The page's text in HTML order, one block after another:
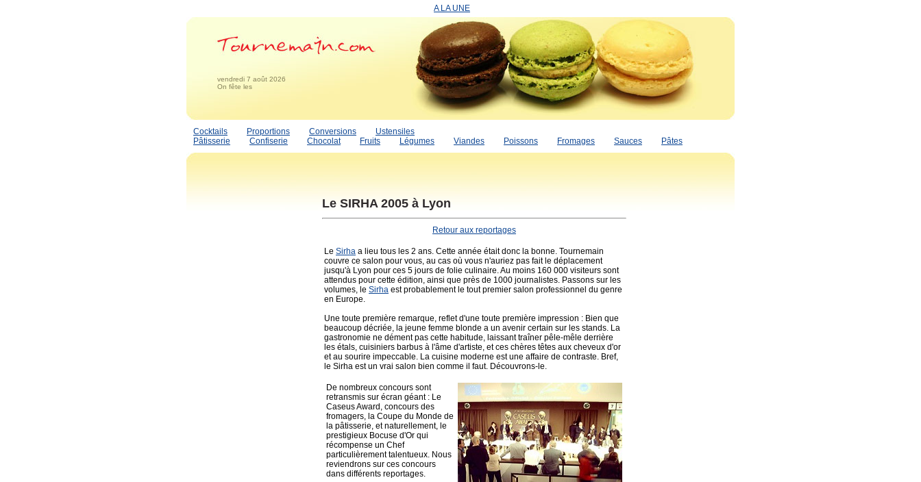
A LA UNE
vendredi 7 août 2026
On fête les
Cocktails Proportions Conversions
Ustensiles
Pâtisserie
Confiserie Chocolat Fruits Légumes Viandes Poissons Fromages Sauces Pâtes
Le SIRHA 2005 à Lyon
Retour aux reportages
Le Sirha a lieu tous les 2 ans. Cette année était donc la bonne. Tournemain
couvre ce salon pour vous, au cas où vous n'auriez pas fait le déplacement
jusqu'à Lyon pour ces 5 jours de folie culinaire. Au moins 160 000 visiteurs sont
attendus pour cette édition, ainsi que près de 1000 journalistes. Passons sur les
volumes, le Sirha est probablement le tout premier salon professionnel du genre
en Europe.
Une toute première remarque, reflet d'une toute première impression : Bien que
beaucoup décriée, la jeune femme blonde a un avenir certain sur les stands. La
gastronomie ne dément pas cette habitude, laissant traîner pêle-mêle derrière
les étals, cuisiniers barbus à l'âme d'artiste, et ces chères têtes aux cheveux d'or
et au sourire impeccable. La cuisine moderne est une affaire de contraste. Bref,
le Sirha est un vrai salon bien comme il faut. Découvrons-le.
De nombreux concours sont
retransmis sur écran géant : Le
Caseus Award, concours des
fromagers, la Coupe du Monde de
la pâtisserie, et naturellement, le
prestigieux Bocuse d'Or qui
récompense un Chef
particulièrement talentueux. Nous
reviendrons sur ces concours
dans différents reportages.